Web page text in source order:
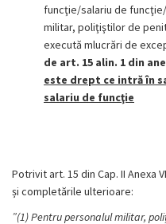
funcţie/salariu de
militar, poliţiştilor de
execută mlucrări de
de art. 15 alin. 1 din
este drept ce intră în
salariu de funcţie
Potrivit art. 15 din Cap. II Anexa
și completările ulterioare:
”(1) Pentru personalul militar,